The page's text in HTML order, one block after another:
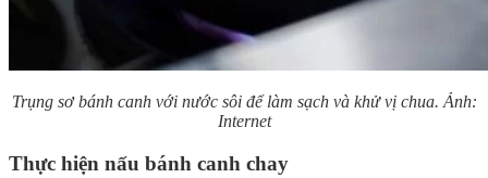
Trụng sơ bánh canh với nước sôi để làm sạch và khử vị chua. Ảnh:
Internet
Thực hiện nấu bánh canh chay